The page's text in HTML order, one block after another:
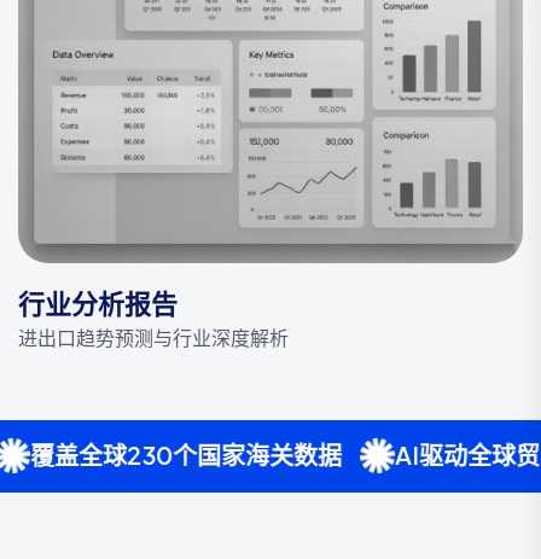
行业分析报告
进出口趋势预测与行业深度解析
230个国家海关数据 AI驱动全球贸易智能分析